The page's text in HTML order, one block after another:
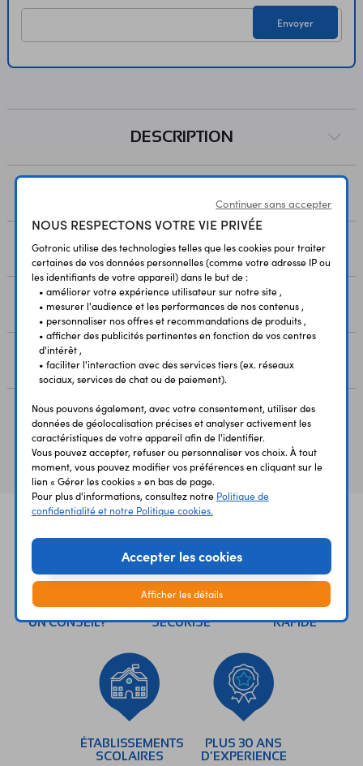
Température de service : -20 à 45 °C Dimensions : Ø 90 x
28 mm Poids : 52 g Référence Nedis : WIFISA10CWT
Envoyer
DESCRIPTION
LIVRAISON
RESSOURCES
AVIS
Vous avez déja consulté
UNE QUESTION?
UN CONSEIL?
PAIEMENT
SÉCURISÉ
LIVRAISON
RAPIDE
ÉTABLISSEMENTS
SCOLAIRES
PLUS 30 ANS
D’EXPERIENCE
Continuer sans accepter
NOUS RESPECTONS VOTRE VIE PRIVÉE
Gotronic utilise des technologies telles que les cookies pour traiter
certaines de vos données personnelles (comme votre adresse IP ou
les identifiants de votre appareil) dans le but de :
• améliorer votre expérience utilisateur sur notre site ,
• mesurer l'audience et les performances de nos contenus ,
• personnaliser nos offres et recommandations de produits ,
• afficher des publicités pertinentes en fonction de vos centres
d'intérêt ,
• faciliter l'interaction avec des services tiers (ex. réseaux
sociaux, services de chat ou de paiement).
Nous pouvons également, avec votre consentement, utiliser des
données de géolocalisation précises et analyser activement les
caractéristiques de votre appareil afin de l'identifier.
Vous pouvez accepter, refuser ou personnaliser vos choix. À tout
moment, vous pouvez modifier vos préférences en cliquant sur le
lien « Gérer les cookies » en bas de page.
Pour plus d'informations, consultez notre Politique de
confidentialité et notre Politique cookies.
Accepter les cookies
Afficher les détails